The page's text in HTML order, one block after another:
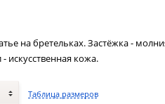
на бретельках. Застёжка -
искусственная кожа.
Таблица размеров